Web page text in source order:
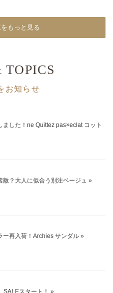
もっと見る
TOPICS
お知らせ